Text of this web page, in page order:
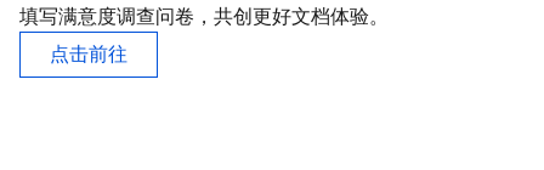
填写满意度调查问卷，共创更好文档体验。
点击前往